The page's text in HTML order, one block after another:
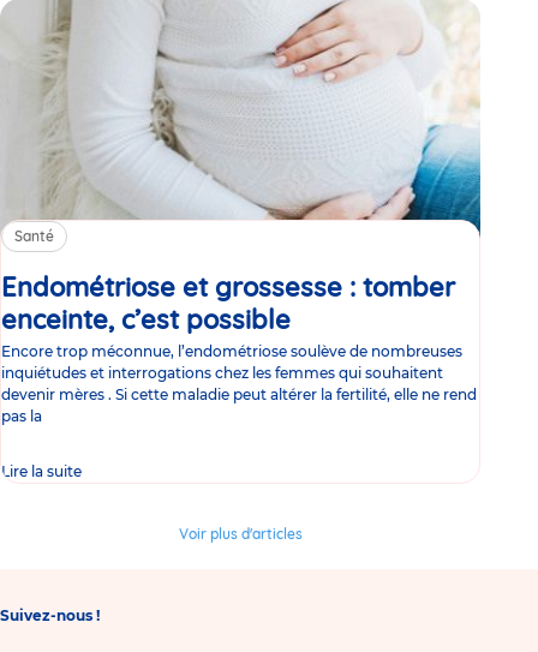
Santé
Endométriose et grossesse : tomber
enceinte, c’est possible
Encore trop méconnue, l’endométriose soulève de nombreuses
inquiétudes et interrogations chez les femmes qui souhaitent
devenir mères . Si cette maladie peut altérer la fertilité, elle ne rend
pas la
Lire la suite
Voir plus d'articles
Suivez-nous !